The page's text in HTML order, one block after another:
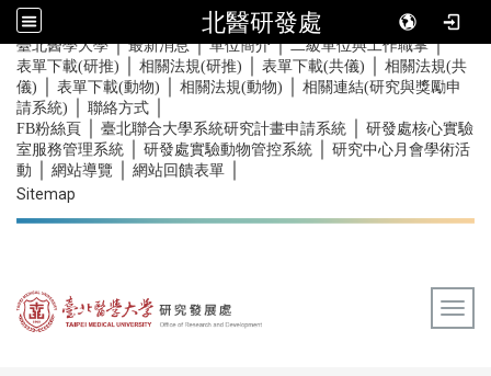
北醫研發處
::: 臺北醫學大學｜最新消息｜單位簡介｜二級單位與工作職掌｜
表單下載(研推) 相關法規(研推) 表單下載(共儀)
相關法規(共
儀)
表單下載(動物) 相關法規(動物)
相關連結(研究與獎勵申
請系統)
聯絡方式
FB粉絲頁 臺北聯合大學系統研究計畫申請系統
研發處核心實驗
室服務管理系統
研發處實驗動物管控系統
研究中心月會學術活
動
網站導覽 網站回饋表單
Sitemap